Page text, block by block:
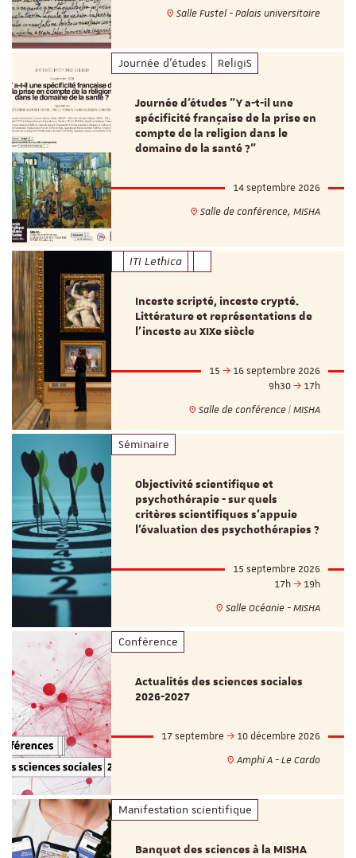
Salle Fustel - Palais universitaire
Journée d'études ReligiS
Journée d’études "Y a-t-il une
spécificité française de la prise en
compte de la religion dans le
domaine de la santé ?"
14 septembre 2026
Salle de conférence, MISHA
ITI Lethica
Inceste scripté, inceste crypté.
Littérature et représentations de
l’inceste au XIXe siècle
15
16 septembre 2026
9h30
17h
Salle de conférence | MISHA
Séminaire
Objectivité scientifique et
psychothérapie - sur quels
critères scientifiques s'appuie
l'évaluation des psychothérapies ?
15 septembre 2026
17h
19h
Salle Océanie - MISHA
Conférence
Actualités des sciences sociales
2026-2027
17 septembre
10 décembre 2026
Amphi A - Le Cardo
Manifestation scientifique
Banquet des sciences à la MISHA